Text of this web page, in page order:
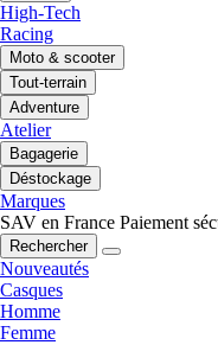
High-Tech
Racing
Moto & scooter
Tout-terrain
Adventure
Atelier
Bagagerie
Déstockage
Marques
SAV en France Paiement
Rechercher
Nouveautés
Casques
Homme
Femme